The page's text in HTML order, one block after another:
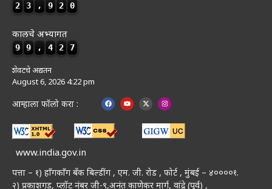
2 3 , 9 2 0
कालचे अभ्यागत
9 9 , 4 2 7
शेवटचे अद्यतन
August 6, 2026 4:22 pm
आम्हाला फॉलो करा :
www.india.gov.in
पत्ता – १) हॉंगकॉंग बँक बिल्डींग , एम. जी. रोड , फोर्ट , मुंबई – ४००००१.
२) प्रकाशगड, प्लॉट नंबर जी-९,अनंत काणेकर मार्ग, वांद्रे (पूर्व) ,